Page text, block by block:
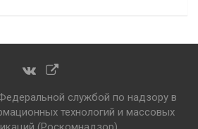
службой по надзору в
технологий и массовых